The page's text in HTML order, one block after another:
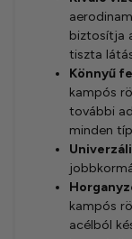
biztosítja
tiszta
Könnyű
kampós
további
minden
kampós
acélból